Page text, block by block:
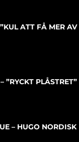
ATT FÅ MER AV
”RYCKT PLÅSTRET”
– HUGO NORDISK